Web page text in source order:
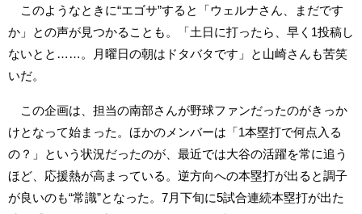
このようなときに“エゴサ”すると「ウェルナさん、まだです
か」との声が見つかることも。「土日に打ったら、早く1投稿し
ないとと……。月曜日の朝はドタバタです」と山崎さんも苦笑
いだ。
この企画は、担当の南部さんが野球ファンだったのがきっか
けとなって始まった。ほかのメンバーは「1本塁打で何点入る
の？」という状況だったのが、最近では大谷の活躍を常に追う
ほど、応援熱が高まっている。逆方向への本塁打が出ると調子
が良いのも“常識”となった。7月下旬に5試合連続本塁打が出た